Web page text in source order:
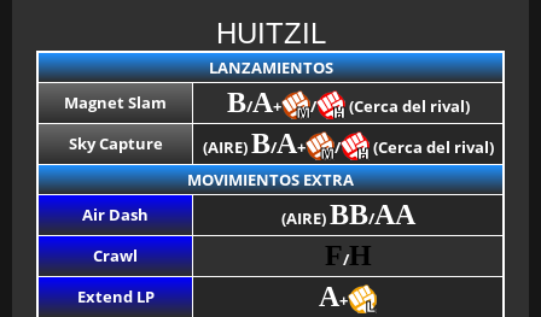
HUITZIL
LANZAMIENTOS
Magnet Slam
B/A+ /
(Cerca del rival)
Sky Capture
(AIRE)B/A+ /
(Cerca del rival)
MOVIMIENTOS EXTRA
Air Dash
(AIRE)BB/AA
Crawl F/H
Extend LP A+